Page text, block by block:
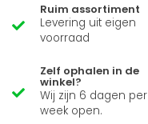
Ruim assortiment
Levering uit eigen
voorraad
Zelf ophalen in de
winkel?
Wij zijn 6 dagen per
week open.